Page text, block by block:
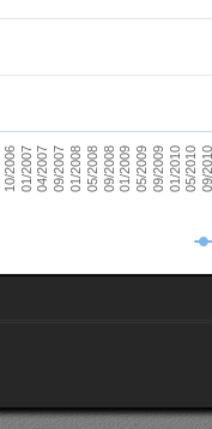
10/200601/200704/200709/200701/200805/200809/200801/200905/200909/200901/201005/201009/